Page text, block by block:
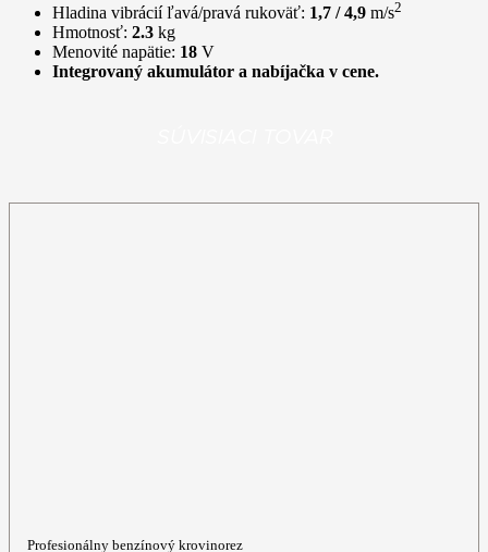
Hladina vibrácií ľavá/pravá rukoväť: 1,7 / 4,9 m/s2
Hmotnosť: 2.3 kg
Menovité napätie: 18 V
Integrovaný akumulátor a nabíjačka v cene.
Profesionálny benzínový krovinorez